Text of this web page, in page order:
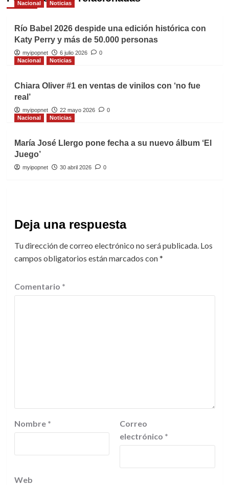
Nacional Noticias
Río Babel 2026 despide una edición histórica con
Katy Perry y más de 50.000 personas
myipopnet 6 julio 2026
0
Nacional
Noticias
Chiara Oliver #1 en ventas de vinilos con ‘no fue
real’
myipopnet 22 mayo 2026
0
Nacional
Noticias
María José Llergo pone fecha a su nuevo álbum ‘El
Juego’
myipopnet 30 abril 2026 0
Deja una respuesta
Tu dirección de correo electrónico no será publicada. Los
campos obligatorios están marcados con*
Comentario *
Nombre *
Correo
electrónico *
Web